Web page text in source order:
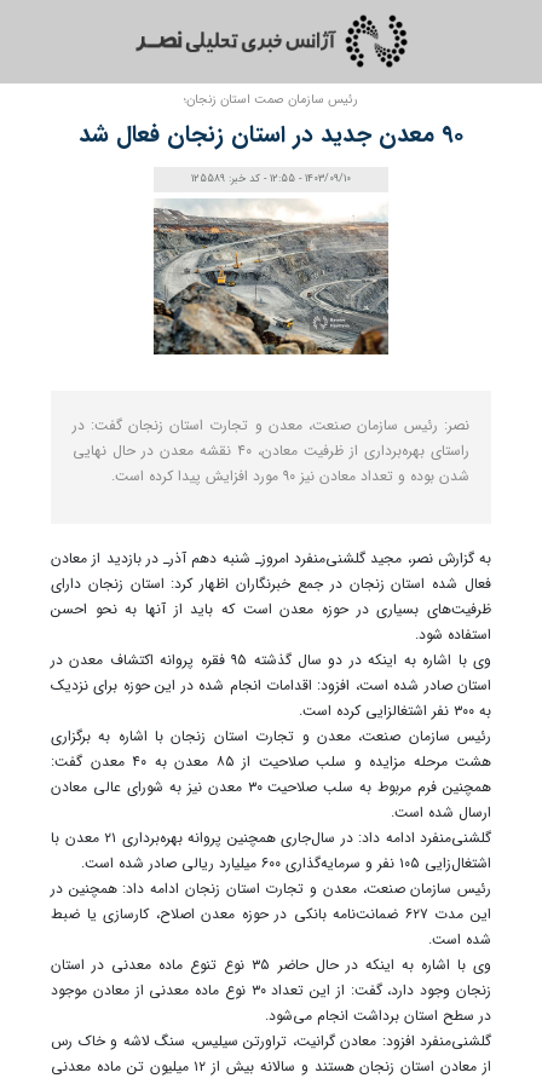
رئیس سازمان صمت استان زنجان؛
۹۰ معدن جدید در استان زنجان فعال شد
1403/09/10 - 12:55 - کد خبر: 125589
نصر: رئیس سازمان صنعت، معدن و تجارت استان زنجان گفت: در
راستای بهره‌برداری از ظرفیت معادن، ۴۰ نقشه معدن در حال نهایی
شدن بوده و تعداد معادن نیز ۹۰ مورد افزایش پیدا کرده است.
به گزارش نصر، مجید گلشنی‌منفرد امروز_ شنبه دهم آذر_ در بازدید از معادن
فعال شده استان زنجان در جمع خبرنگاران اظهار کرد: استان زنجان دارای
ظرفیت‌های بسیاری در حوزه معدن است که باید از آنها به نحو احسن
استفاده شود.
وی با اشاره به اینکه در دو سال گذشته ۹۵ فقره پروانه اکتشاف معدن در
استان صادر شده است، افزود: اقدامات انجام شده در این حوزه برای نزدیک
به ۳۰۰ نفر اشتغالزایی کرده است.
رئیس سازمان صنعت، معدن و تجارت استان زنجان با اشاره به برگزاری
هشت مرحله مزایده و سلب صلاحیت از ۸۵ معدن به ۴۰ معدن گفت:
همچنین فرم مربوط به سلب صلاحیت ۳۰ معدن نیز به شورای عالی معادن
ارسال شده است.
گلشنی‌منفرد ادامه داد: در سال‌جاری همچنین پروانه بهره‌برداری ۲۱ معدن با
اشتغال‌زایی ۱۰۵ نفر و سرمایه‌گذاری ۶۰۰ میلیارد ریالی صادر شده است.
رئیس سازمان صنعت، معدن و تجارت استان زنجان ادامه داد: همچنین در
این مدت ۶۲۷ ضمانت‌نامه بانکی در حوزه معدن اصلاح، کارسازی یا ضبط
شده است.
وی با اشاره به اینکه در حال حاضر ۳۵ نوع تنوع ماده معدنی در استان
زنجان وجود دارد، گفت: از این تعداد ۳۰ نوع ماده معدنی از معادن موجود
در سطح استان برداشت انجام می‌شود.
گلشنی‌منفرد افزود: معادن گرانیت، تراورتن سیلیس، سنگ لاشه و خاک رس
از معادن استان زنجان هستند و سالانه بیش از ۱۲ میلیون تن ماده معدنی